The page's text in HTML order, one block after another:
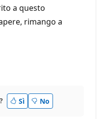
a questo
rimango a
Sì No